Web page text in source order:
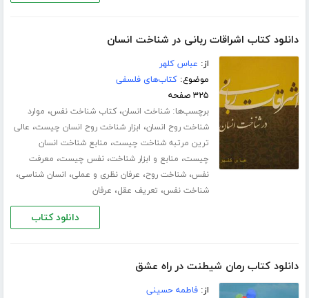
دانلود کتاب اشراقات ربانی در شناخت انسان
از: عباس کلهر
موضوع:کتاب‌های فلسفی
۳۲۵ صفحه
برچسب‌ها:شناخت انسان،کتاب شناخت نفس، موارد
شناخت روح انسان، ابزار شناخت روح انسان چیست، عالی
ترین مرتبه شناخت چیست، منابع شناخت انسان
چیست، منابع و ابزار شناخت،نفس چیست، معرفت
نفس،شناخت روح، عرفان نظری و عملی، انسان شناسی،
شناخت نفس، تعریف عقل، عرفان
دانلود کتاب
دانلود کتاب رمان شیطنت در راه عشق
از:فاطمه حسینی